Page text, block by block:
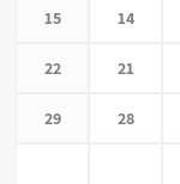
14
15
21
22
28
29